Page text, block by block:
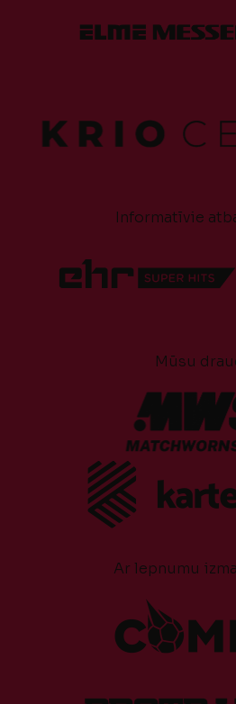
Informatīvie
Mūsu
Ar lepnumu